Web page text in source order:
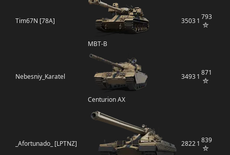
Tim67N [78A]
MBT-B
35031 793
Nebesniy_Karatel
Centurion AX
34931 871
_Afortunado_ [LPTNZ] 28221 839